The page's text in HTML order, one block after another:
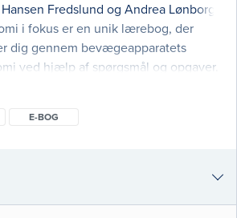
Fredslund og Andrea Lønborg
i fokus er en unik lærebog, der
dig gennem bevægeapparatets
ved hjælp af spørgsmål og opgaver.
identifikation af
sig specifikt mod fysioterapeut- og
E-BOG